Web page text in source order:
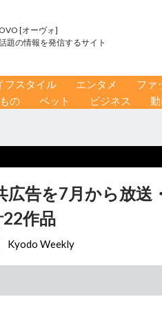
OVO [オーヴォ]
題の情報を発信するサイト
フスタイル エンタメ ファ
の ペット ビジネス
広告を7月から放
作品
Kyodo Weekly